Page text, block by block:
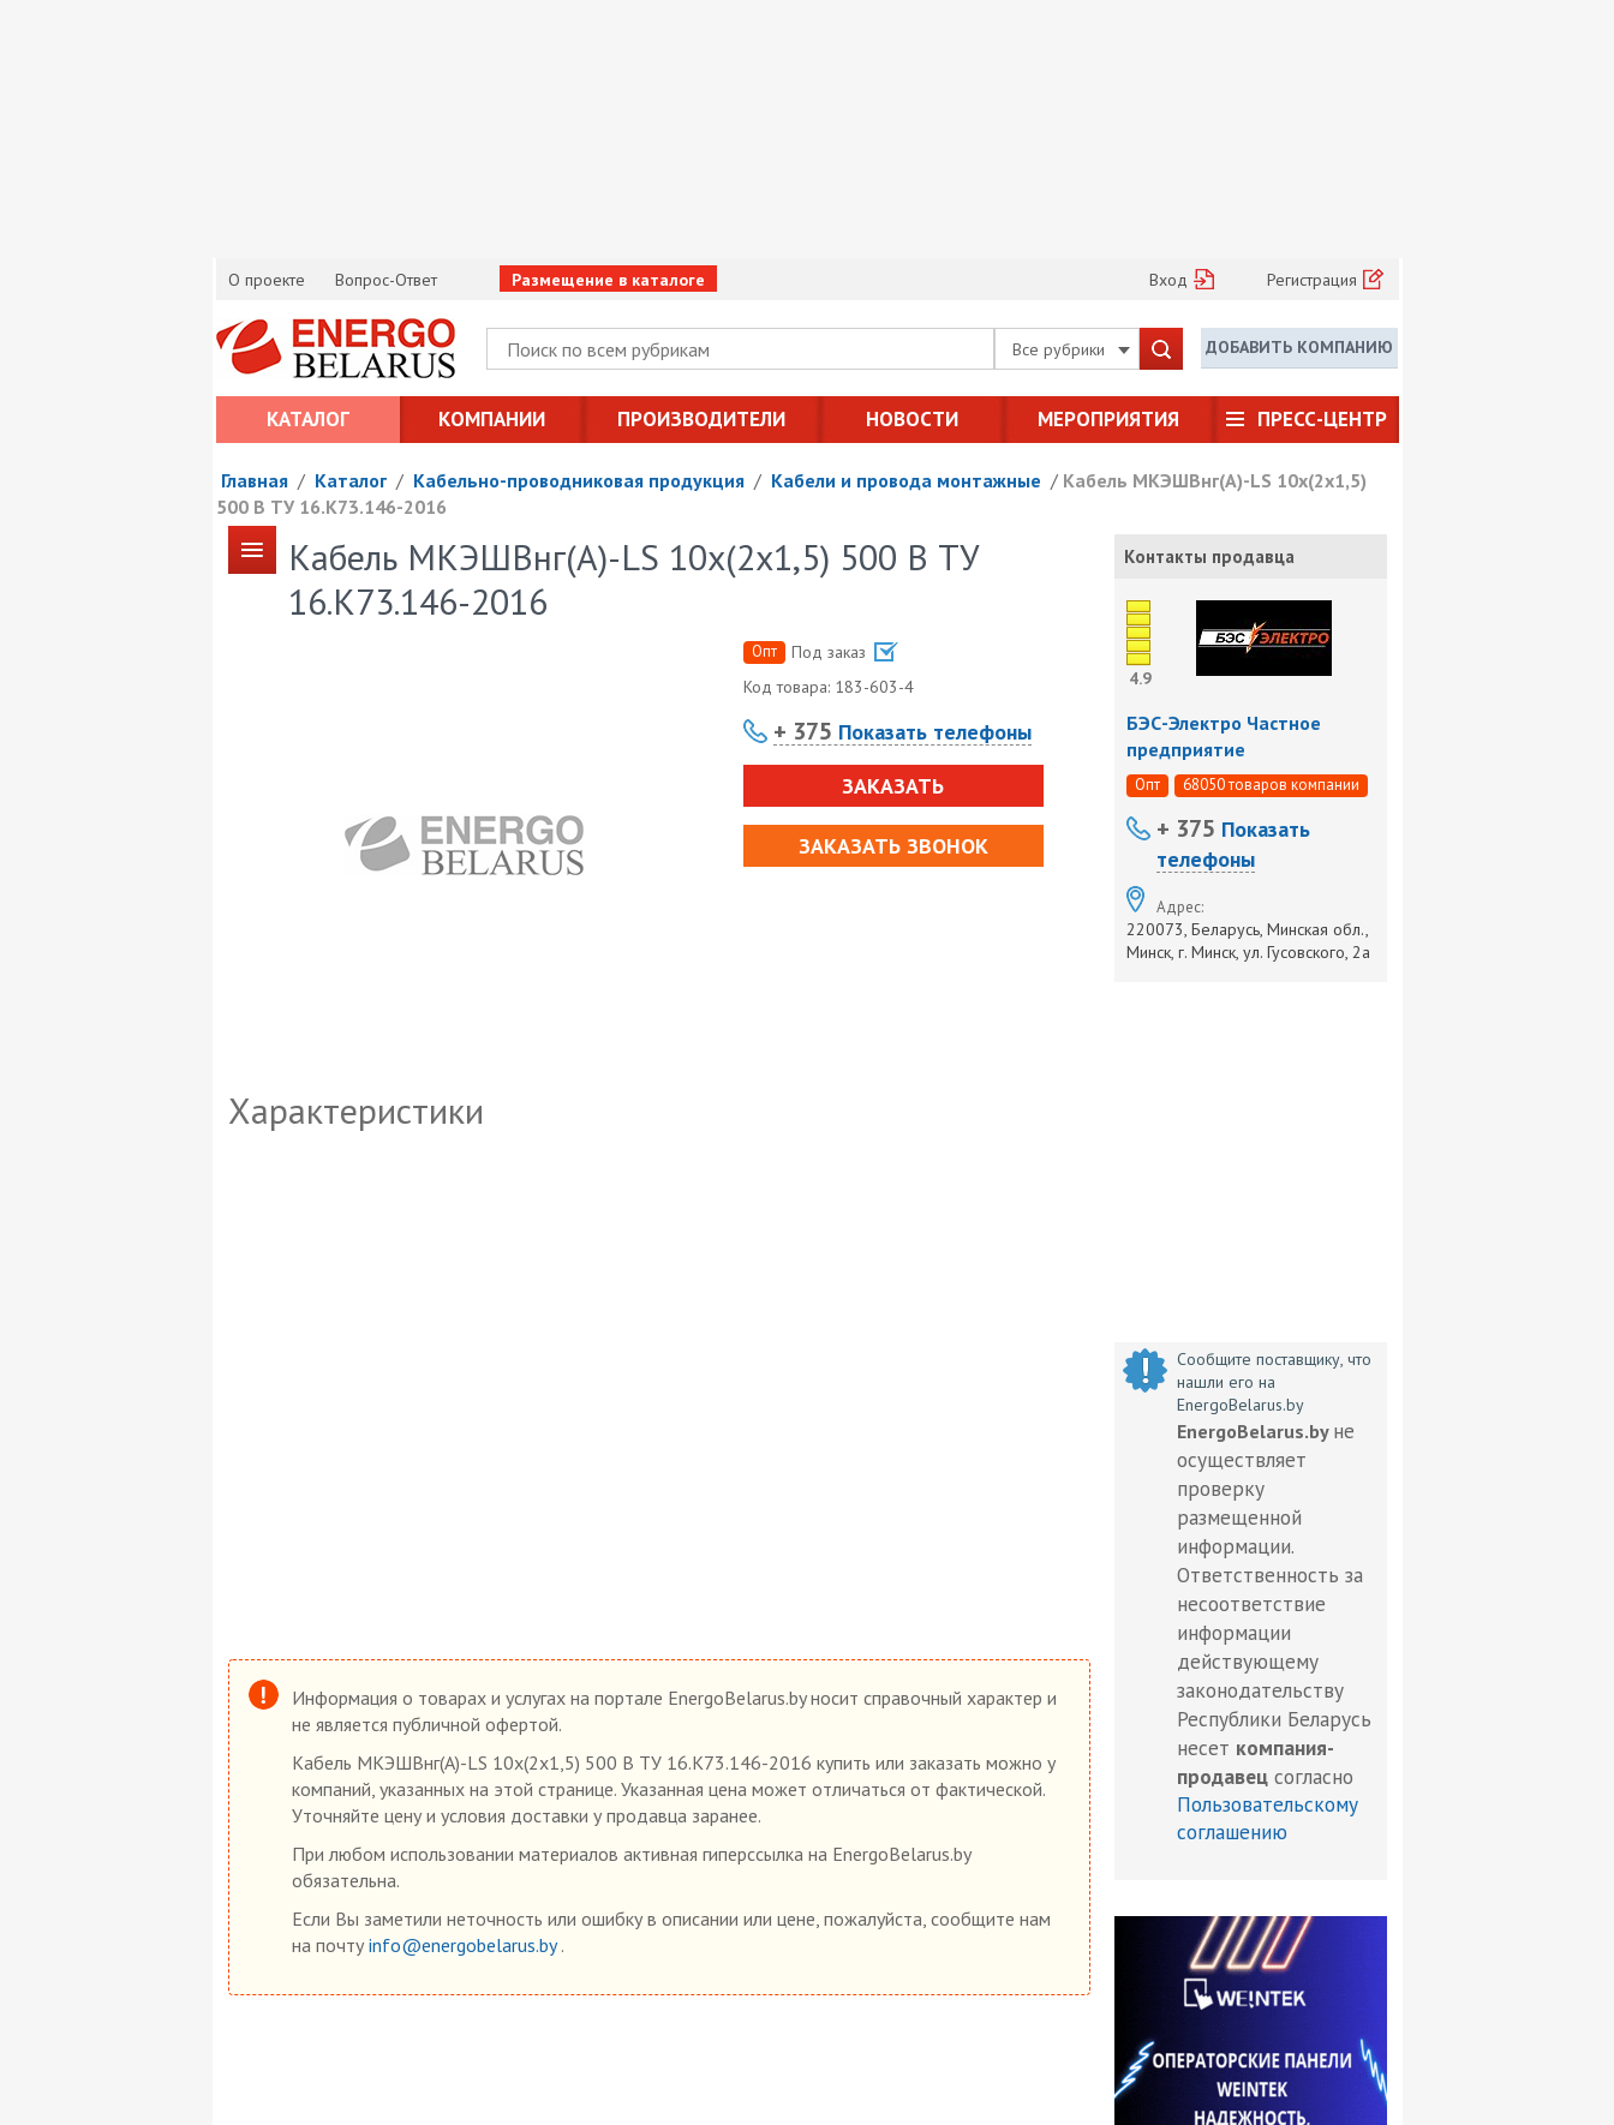
О проекте Вопрос-Ответ Размещение в каталоге Вход Регистрация
Все рубрики ДОБАВИТЬ КОМПАНИЮ
КАТАЛОГ КОМПАНИИ ПРОИЗВОДИТЕЛИ НОВОСТИ МЕРОПРИЯТИЯ ПРЕСС-ЦЕНТР
Главная / Каталог / Кабельно-проводниковая продукция / Кабели и провода монтажные / Кабель МКЭШВнг(А)-LS 10х(2х1,5)
500 В ТУ 16.К73.146-2016
Кабель МКЭШВнг(А)-LS 10х(2х1,5) 500 В ТУ
16.К73.146-2016
Опт
Под заказ
Код товара: 183-603-4
+ 375 Показать телефоны
ЗАКАЗАТЬ
ЗАКАЗАТЬ ЗВОНОК
Характеристики
Контакты продавца
4.9
БЭС-Электро Частное
предприятие
Опт 68050 товаров компании
+ 375 Показать
телефоны
Адрес:
220073, Беларусь, Минская обл.,
Минск, г. Минск, ул. Гусовского, 2а
Сообщите поставщику, что
нашли его на
EnergoBelarus.by
EnergoBelarus.by не
осуществляет
проверку
размещенной
информации.
Ответственность за
несоответствие
информации
действующему
законодательству
Республики Беларусь
несет компания-
продавец согласно
Пользовательскому
соглашению
Информация о товарах и услугах на портале EnergoBelarus.by носит справочный характер и
не является публичной офертой.
Кабель МКЭШВнг(А)-LS 10х(2х1,5) 500 В ТУ 16.К73.146-2016 купить или заказать можно у
компаний, указанных на этой странице. Указанная цена может отличаться от фактической.
Уточняйте цену и условия доставки у продавца заранее.
При любом использовании материалов активная гиперссылка на EnergoBelarus.by
обязательна.
Если Вы заметили неточность или ошибку в описании или цене, пожалуйста, сообщите нам
на почту info@energobelarus.by.